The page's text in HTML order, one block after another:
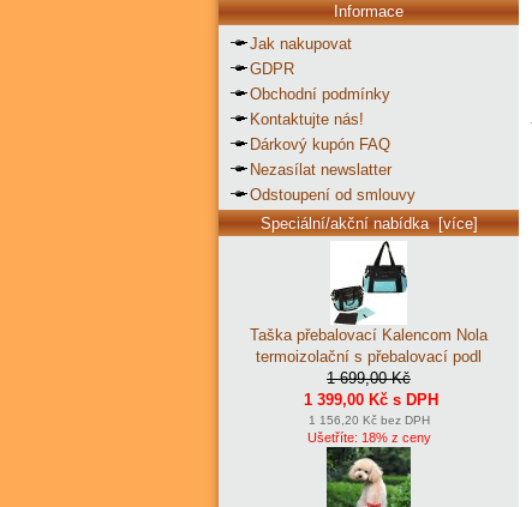
Informace
Jak nakupovat
GDPR
Obchodní podmínky
Kontaktujte nás!
Dárkový kupón FAQ
Nezasílat newslatter
Odstoupení od smlouvy
Speciální/akční nabídka [více]
Taška přebalovací Kalencom Nola
termoizolační s přebalovací podl
1 699,00 Kč
1 399,00 Kč s DPH
1 156,20 Kč bez DPH
Ušetříte: 18% z ceny